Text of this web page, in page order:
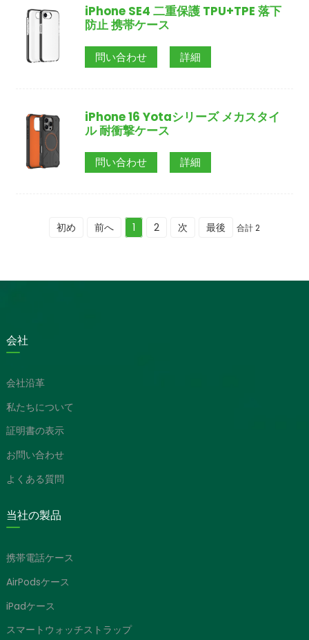
iPhone SE4 二重保護 TPU+TPE 落下
防止 携帯ケース
問い合わせ 詳細
iPhone 16 Yotaシリーズ メカスタイ
ル 耐衝撃ケース
問い合わせ 詳細
初め 前へ 1 2 次 最後 合計 2
会社
会社沿革
私たちについて
証明書の表示
お問い合わせ
よくある質問
当社の製品
携帯電話ケース
AirPodsケース
iPadケース
スマートウォッチストラップ